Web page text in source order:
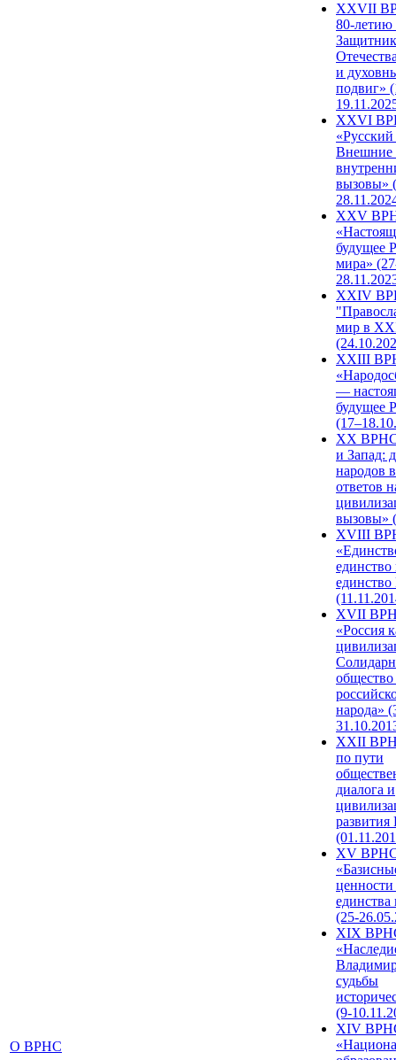
О ВРНС
ХХVII
80-
и
подвиг»
XXVI
Внешние
вызовы»
XXV
будущее
мира»
XXIV
мир в
XXIII
—
будущее
XX ВРНС
и Запад:
народов
ответов
вызовы»
XVIII
единство
единство
XVII
«Россия
народа»
XXII
по пути
диалога и
развития
XV
единства
(25-
XIX
судьбы
(9-
XIV